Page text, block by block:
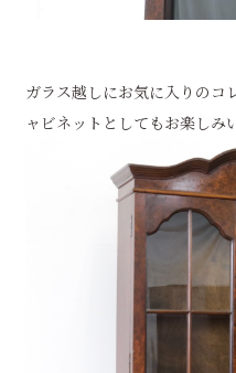
ガラス越しにお気に入りのコ
ャビネットとしてもお楽しみ